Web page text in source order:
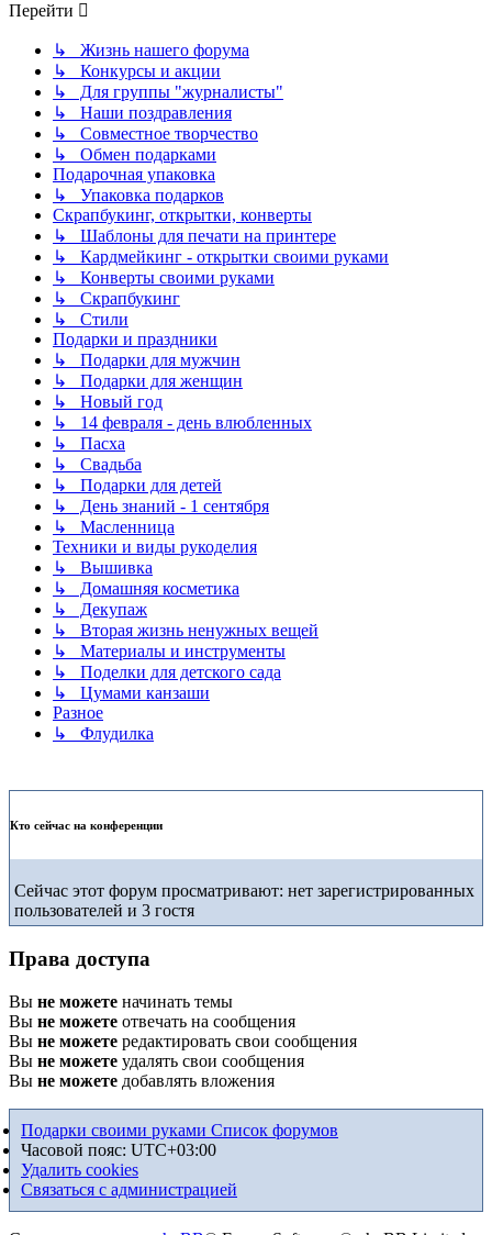
Перейти
↳ Жизнь нашего форума
↳ Конкурсы и акции
↳ Для группы "журналисты"
↳ Наши поздравления
↳ Совместное творчество
↳ Обмен подарками
Подарочная упаковка
↳ Упаковка подарков
Скрапбукинг, открытки, конверты
↳ Шаблоны для печати на принтере
↳ Кардмейкинг - открытки своими руками
↳ Конверты своими руками
↳ Скрапбукинг
↳ Стили
Подарки и праздники
↳ Подарки для мужчин
↳ Подарки для женщин
↳ Новый год
↳ 14 февраля - день влюбленных
↳ Пасха
↳ Свадьба
↳ Подарки для детей
↳ День знаний - 1 сентября
↳ Масленница
Техники и виды рукоделия
↳ Вышивка
↳ Домашняя косметика
↳ Декупаж
↳ Вторая жизнь ненужных вещей
↳ Материалы и инструменты
↳ Поделки для детского сада
↳ Цумами канзаши
Разное
↳ Флудилка
Кто сейчас на конференции
Сейчас этот форум просматривают: нет зарегистрированных
пользователей и 3 гостя
Права доступа
Вы не можете начинать темы
Вы не можете отвечать на сообщения
Вы не можете редактировать свои сообщения
Вы не можете удалять свои сообщения
Вы не можете добавлять вложения
Подарки своими руками Список форумов
Часовой пояс: UTC+03:00
Удалить cookies
Связаться с администрацией